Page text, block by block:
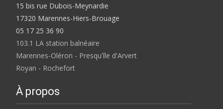
15 bis rue Dubois-Meynardie
17320 Marennes-Hiers-Brouage
05 17 25 36 90
103.1 LA station balnéaire
Marennes-Oléron - Presqu'île d'Arvert
Royan - Rochefort
À propos